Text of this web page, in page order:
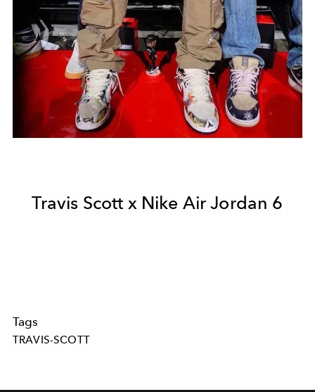
Travis Scott x Nike Air Jordan 6
Tags
TRAVIS-SCOTT